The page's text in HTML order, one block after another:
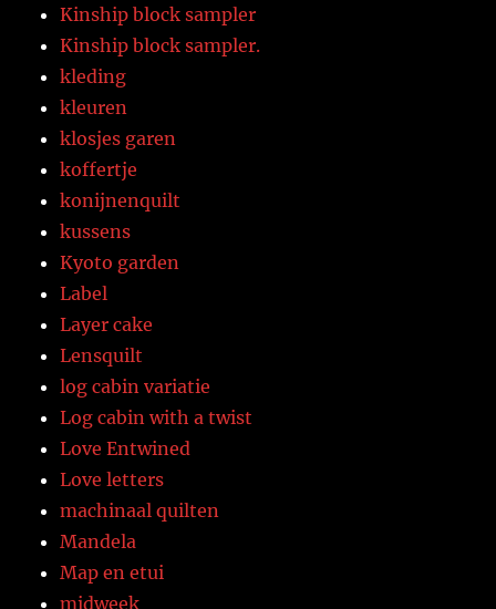
Kinship block sampler
Kinship block sampler.
kleding
kleuren
klosjes garen
koffertje
konijnenquilt
kussens
Kyoto garden
Label
Layer cake
Lensquilt
log cabin variatie
Log cabin with a twist
Love Entwined
Love letters
machinaal quilten
Mandela
Map en etui
midweek